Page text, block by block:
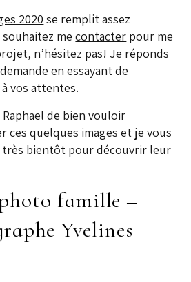
2020 se remplit assez
souhaitez mecontacter pour me
n’hésitez pas! Je réponds
en essayant de
vos attentes.
de bien vouloir
ces quelques images et je vous
très bientôt pour découvrir leur
photo famille –
Yvelines